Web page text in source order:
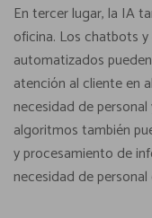
En tercer lugar, la IA
oficina. Los chatbots
automatizados
atención al cliente en
necesidad de
algoritmos también
y procesamiento de
necesidad de